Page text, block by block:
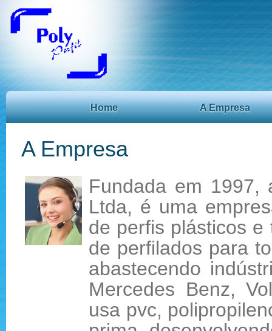
Home A Empresa
A Empresa
Fundada em 1997,
Ltda, é uma
de perfis plásticos
de perfilados para
abastecendo
Mercedes Benz,
usa pvc,